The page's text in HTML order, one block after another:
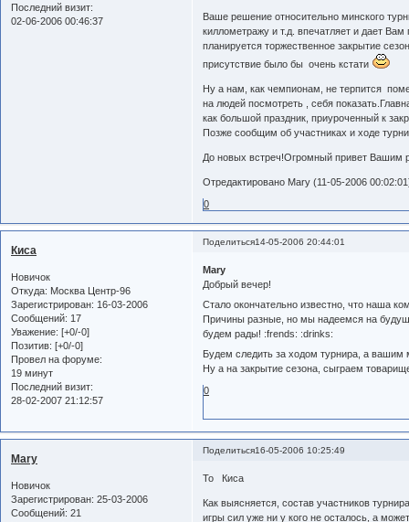
Последний визит:
02-06-2006 00:46:37
Ваше решение относительно минского
киллометражу и т.д. впечатляет и дает
планируется торжественное закрытие
присутствие было бы очень кстати
Ну а нам, как чемпионам, не терпится
на людей посмотреть , себя
как большой праздник, приуроченный к
Позже сообщим об участниках и ходе
До новых встреч!Огромный привет Вашим
Отредактировано Mary (11-05-2006
0
Поделиться14-05-2006 20:44:01
Киса
Новичок
Откуда: Москва Центр-96
Зарегистрирован: 16-03-2006
Сообщений: 17
Уважение: [+0/-0]
Позитив: [+0/-0]
Провел на форуме:
19 минут
Последний визит:
28-02-2007 21:12:57
Mary
Добрый вечер!
Стало окончательно известно, что наша
Причины разные, но мы надеемся на
будем рады! :frends: :drinks:
Будем следить за ходом турнира, а вашим
Ну а на закрытие сезона, сыграем
0
Поделиться16-05-2006 10:25:49
Mary
Новичок
Зарегистрирован: 25-03-2006
Сообщений: 21
To Киса
Как выясняется, состав участников
игры сил уже ни у кого не осталось, а